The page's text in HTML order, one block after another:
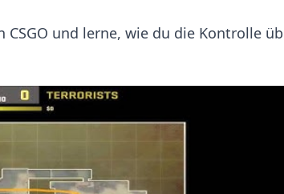
und lerne, wie du die Kontrolle